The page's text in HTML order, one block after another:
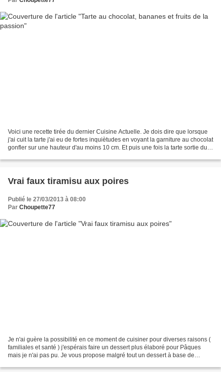
Voici une recette tirée du dernier Cuisine Actuelle. Je dois dire que lorsque
j'ai cuit la tarte j'ai eu de fortes inquiètudes en voyant la garniture au chocolat
gonfler sur une hauteur d'au moins 10 cm. Et puis une fois la tarte sortie du
Vrai faux tiramisu aux poires
Publié le 27/03/2013 à 08:00
Par Choupette77
Je n'ai guère la possibilité en ce moment de cuisiner pour diverses raisons (
familiales et santé ) j'espérais faire un dessert plus élaboré pour Pâques
mais je n'ai pas pu. Je vous propose malgré tout un dessert à base de